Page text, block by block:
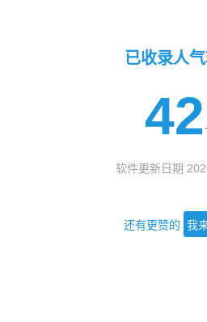
已收录人
42
软件更新日期
还有更赞的 我